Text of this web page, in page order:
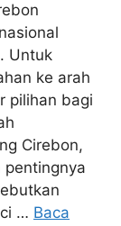
Untuk
ke arah
pilihan bagi
Cirebon,
pentingnya
… Baca